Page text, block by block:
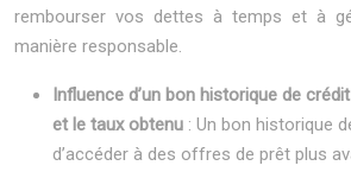
rembourser vos dettes à temps et à
manière responsable.
Influence d’un bon historique de
et le taux obtenu : Un bon historique
d’accéder à des offres de prêt plus